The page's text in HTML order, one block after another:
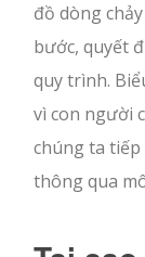
đồ dòng
bước, quyết
quy trình.
vì con người
chúng ta
thông qua